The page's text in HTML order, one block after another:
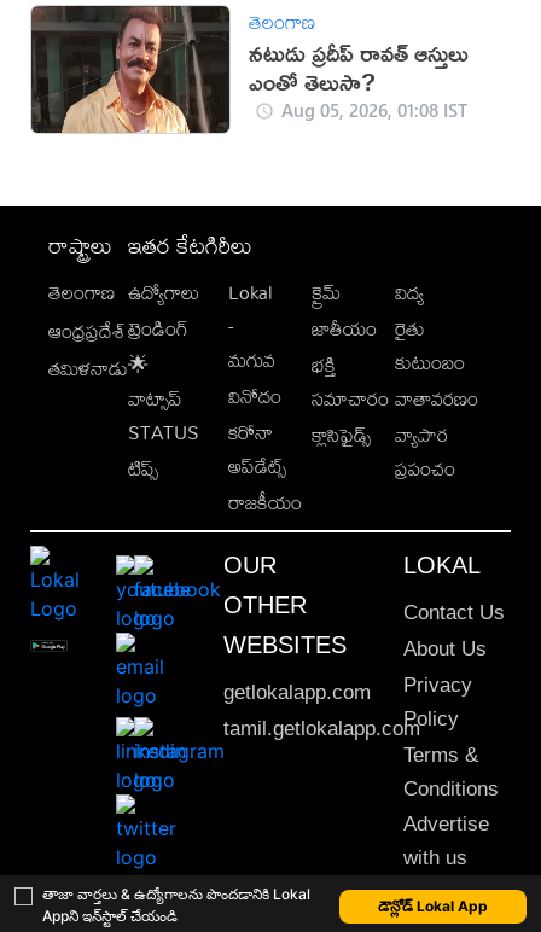
తాజా వార్తలు & ఉద్యోగాలను పొందడానికి Lokal
Appని ఇన్‌స్టాల్ చేయండి
డౌన్లోడ్ Lokal App
తెలంగాణ
నటుడు ప్రదీప్ రావత్ ఆస్తులు
ఎంతో తెలుసా?
Aug 05, 2026, 01:08 IST
రాష్ట్రాలు
తెలంగాణ
ఆంధ్రప్రదేశ్
తమిళనాడు
ఇతర కేటగిరీలు
ఉద్యోగాలు
ట్రెండింగ్
🌟
వాట్సాప్
STATUS
టిప్స్
Lokal
-
మగువ
వినోదం
కరోనా
అప్‌డేట్స్
రాజకీయం
క్రైమ్
జాతీయం
భక్తి
సమాచారం
క్లాసిఫైడ్స్
విద్య
రైతు
కుటుంబం
వాతావరణం
వ్యాపార
ప్రపంచం
OUR
OTHER
WEBSITES
getlokalapp.com
tamil.getlokalapp.com
LOKAL
Contact Us
About Us
Privacy
Policy
Terms &
Conditions
Advertise
with us
Sitemap
This material may not be published, transmitted, rewritten or redistributed. © 2020 Lokal App. All rights reserved.